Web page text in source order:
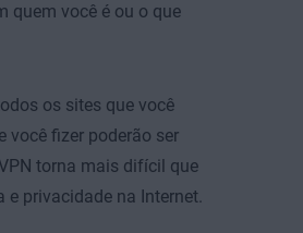
quem você é ou o que
os sites que você
você fizer poderão ser
torna mais difícil que
e privacidade na Internet.